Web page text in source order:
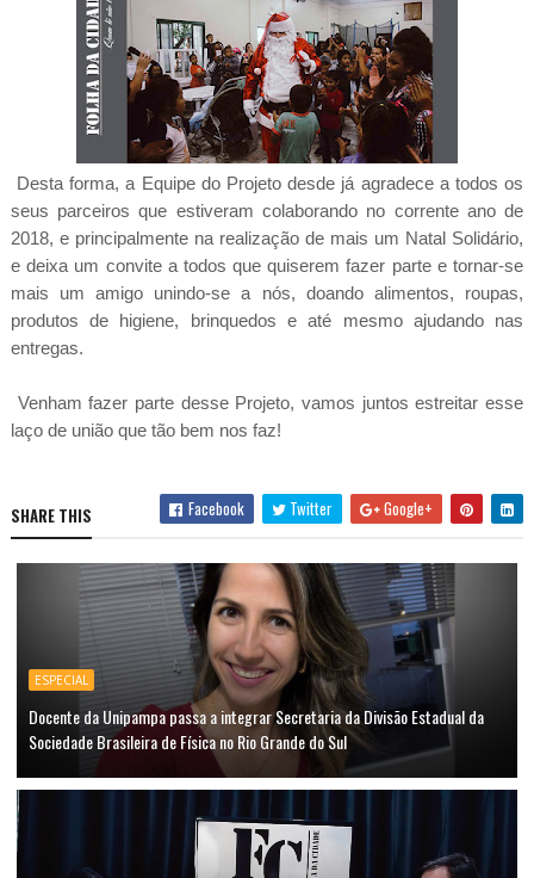
Desta forma, a Equipe do Projeto desde já agradece a todos os
seus parceiros que estiveram colaborando no corrente ano de
2018, e principalmente na realização de mais um Natal Solidário,
e deixa um convite a todos que quiserem fazer parte e tornar-se
mais um amigo unindo-se a nós, doando alimentos, roupas,
produtos de higiene, brinquedos e até mesmo ajudando nas
entregas.
Venham fazer parte desse Projeto, vamos juntos estreitar esse
laço de união que tão bem nos faz!
SHARE THIS Facebook Twitter Google+
ESPECIAL
Docente da Unipampa passa a integrar Secretaria da Divisão Estadual da
Sociedade Brasileira de Física no Rio Grande do Sul